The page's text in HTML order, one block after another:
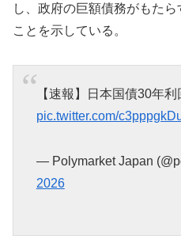
し、政府の巨額債務がもた
ことを示している。
【速報】日本国債30年
pic.twitter.com/
— Polymarket Japan
2026